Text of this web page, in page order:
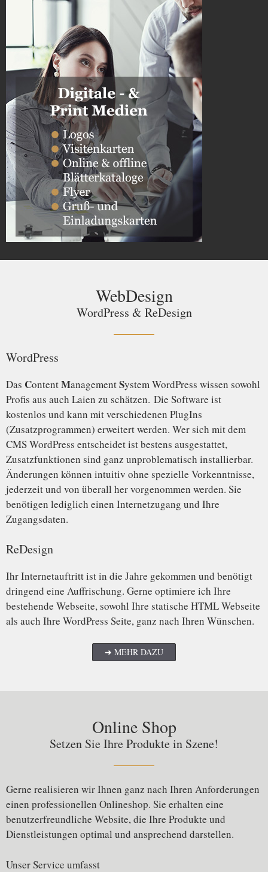
WebDesign
WordPress & ReDesign
WordPress
Das ContentManagementSystem WordPress wissen sowohl
Profis aus auch Laien zu schätzen. Die Software ist
kostenlos und kann mit verschiedenen PlugIns
(Zusatzprogrammen) erweitert werden. Wer sich mit dem
CMS WordPress entscheidet ist bestens ausgestattet,
Zusatzfunktionen sind ganz unproblematisch installierbar.
Änderungen können intuitiv ohne spezielle Vorkenntnisse,
jederzeit und von überall her vorgenommen werden. Sie
benötigen lediglich einen Internetzugang und Ihre
Zugangsdaten.
ReDesign
Ihr Internetauftritt ist in die Jahre gekommen und benötigt
dringend eine Auffrischung. Gerne optimiere ich Ihre
bestehende Webseite, sowohl Ihre statische HTML Webseite
als auch Ihre WordPress Seite, ganz nach Ihren Wünschen.
➜ MEHR DAZU
Online Shop
Setzen Sie Ihre Produkte in Szene!
Gerne realisieren wir Ihnen ganz nach Ihren Anforderungen
einen professionellen Onlineshop. Sie erhalten eine
benutzerfreundliche Website, die Ihre Produkte und
Dienstleistungen optimal und ansprechend darstellen.
Unser Service umfasst